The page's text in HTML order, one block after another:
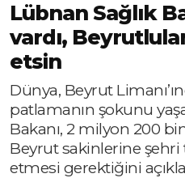
Lübnan Sağlık
vardı,
etsin
Dünya, Beyrut
patlamanın şokunu
Bakanı, 2 milyon 200
Beyrut sakinlerine
etmesi gerektiğini